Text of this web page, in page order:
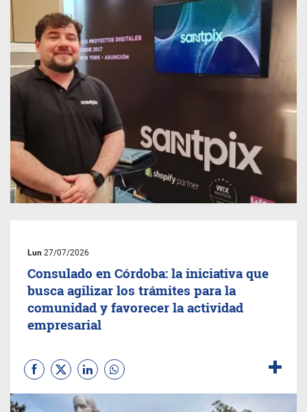
Lun 27/07/2026
Consulado en Córdoba: la iniciativa que
busca agilizar los trámites para la
comunidad y favorecer la actividad
empresarial